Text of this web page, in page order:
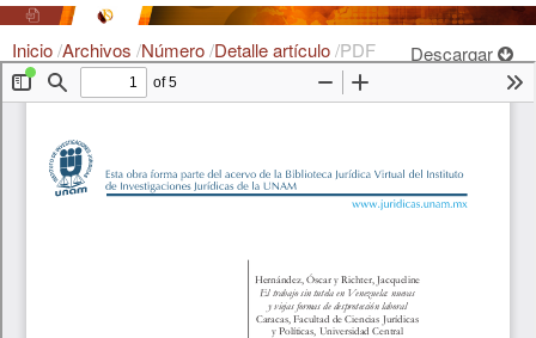
Inicio/Archivos /Número/Detalle artículo/PDF Descargar